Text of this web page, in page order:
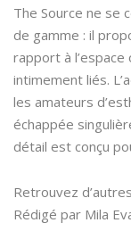
The Source ne se
de gamme : il
rapport à l’espace
intimement liés.
les amateurs
échappée
détail est conçu
Retrouvez
Rédigé par Mila